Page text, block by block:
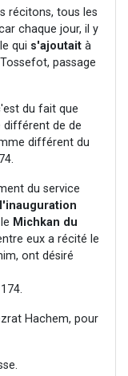
récitons, tous les
chaque jour, il y
qui s'ajoutait à
passage
du fait que
différent de de
différent du
du service
l'inauguration
Michkan du
eux a récité le
ont désiré
Hachem, pour